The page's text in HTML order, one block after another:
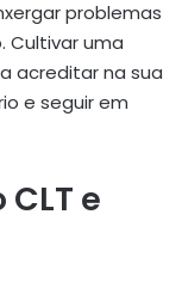
problemas
Cultivar uma
acreditar na sua
e seguir em
e